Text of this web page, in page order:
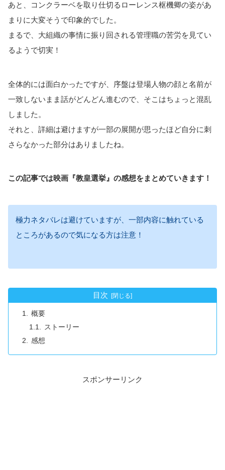
あと、コンクラーベを取り仕切るローレンス枢機卿の姿があ
まりに大変そうで印象的でした。
まるで、大組織の事情に振り回される管理職の苦労を見てい
るようで切実！
全体的には面白かったですが、序盤は登場人物の顔と名前が
一致しないまま話がどんどん進むので、そこはちょっと混乱
しました。
それと、詳細は避けますが一部の展開が思ったほど自分に刺
さらなかった部分はありましたね。
この記事では映画『教皇選挙』の感想をまとめていきます！
極力ネタバレは避けていますが、一部内容に触れている
ところがあるので気になる方は注意！
目次
概要
ストーリー
感想
スポンサーリンク